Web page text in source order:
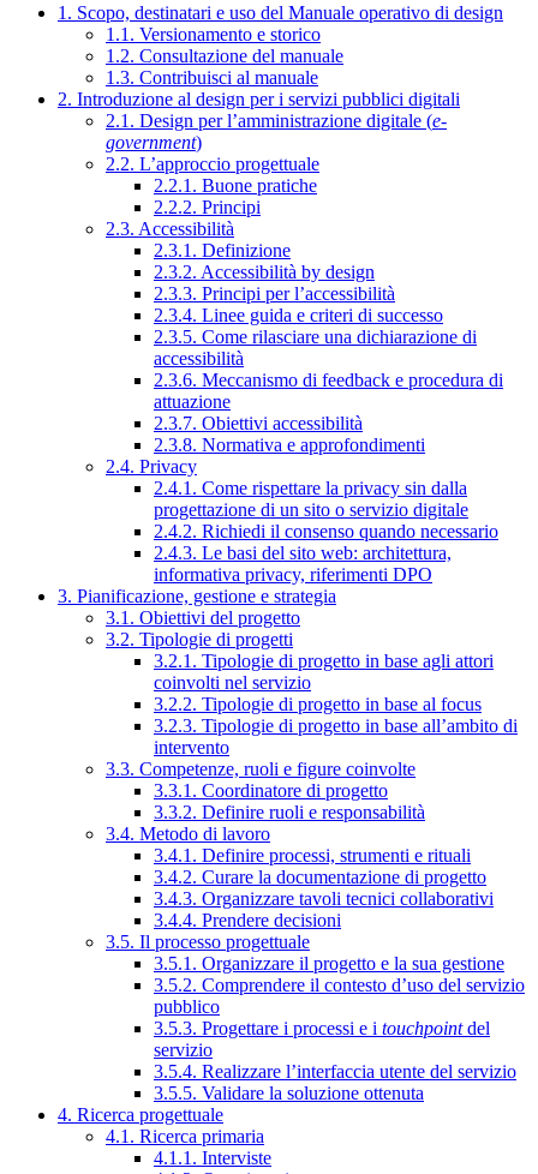
1. Scopo, destinatari e uso del Manuale operativo di design
1.1. Versionamento e storico
1.2. Consultazione del manuale
1.3. Contribuisci al manuale
2. Introduzione al design per i servizi pubblici digitali
2.1. Design per l’amministrazione digitale (e-
government)
2.2. L’approccio progettuale
2.2.1. Buone pratiche
2.2.2. Principi
2.3. Accessibilità
2.3.1. Definizione
2.3.2. Accessibilità by design
2.3.3. Principi per l’accessibilità
2.3.4. Linee guida e criteri di successo
2.3.5. Come rilasciare una dichiarazione di
accessibilità
2.3.6. Meccanismo di feedback e procedura di
attuazione
2.3.7. Obiettivi accessibilità
2.3.8. Normativa e approfondimenti
2.4. Privacy
2.4.1. Come rispettare la privacy sin dalla
progettazione di un sito o servizio digitale
2.4.2. Richiedi il consenso quando necessario
2.4.3. Le basi del sito web: architettura,
informativa privacy, riferimenti DPO
3. Pianificazione, gestione e strategia
3.1. Obiettivi del progetto
3.2. Tipologie di progetti
3.2.1. Tipologie di progetto in base agli attori
coinvolti nel servizio
3.2.2. Tipologie di progetto in base al focus
3.2.3. Tipologie di progetto in base all’ambito di
intervento
3.3. Competenze, ruoli e figure coinvolte
3.3.1. Coordinatore di progetto
3.3.2. Definire ruoli e responsabilità
3.4. Metodo di lavoro
3.4.1. Definire processi, strumenti e rituali
3.4.2. Curare la documentazione di progetto
3.4.3. Organizzare tavoli tecnici collaborativi
3.4.4. Prendere decisioni
3.5. Il processo progettuale
3.5.1. Organizzare il progetto e la sua gestione
3.5.2. Comprendere il contesto d’uso del servizio
pubblico
3.5.3. Progettare i processi e i touchpointdel
servizio
3.5.4. Realizzare l’interfaccia utente del servizio
3.5.5. Validare la soluzione ottenuta
4. Ricerca progettuale
4.1. Ricerca primaria
4.1.1. Interviste